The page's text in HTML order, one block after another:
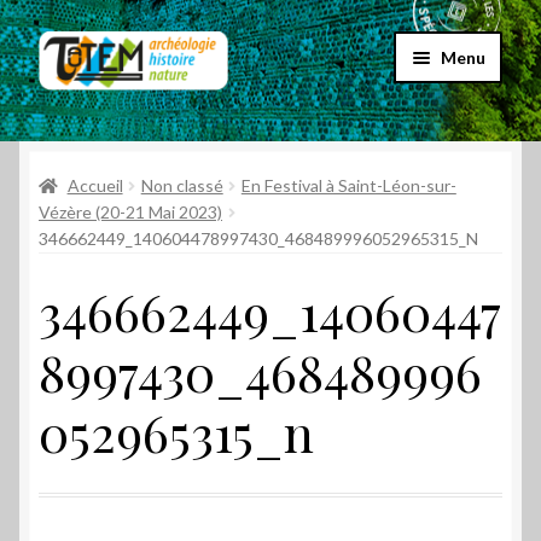
Aller
à
la
navigation
Aller
au
contenu
Menu
Accueil
Choix par genre
menu
Choix par éditeur
Ouvrir
menu
enfant
Promos
Qui sommes-nous ?
Accueil Non classé
En Festival à Saint-Léon-sur-
Vézère (20-21 Mai 2023)
346662449_140604478997430_468489996052965315_N
346662449_14060447
8997430_468489996
052965315_n